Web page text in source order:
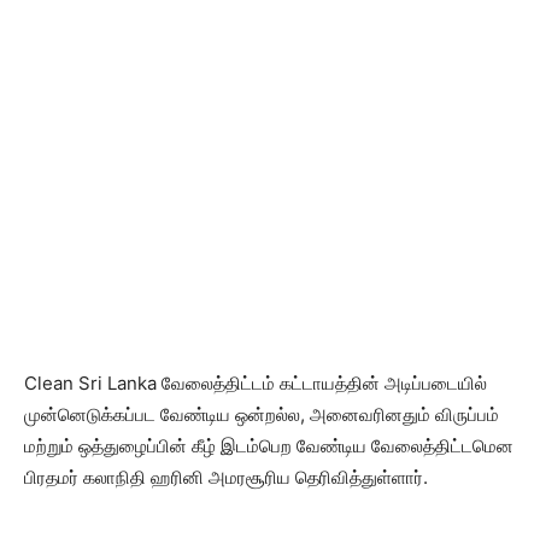
Clean Sri Lanka வேலைத்திட்டம் கட்டாயத்தின் அடிப்படையில்
முன்னெடுக்கப்பட வேண்டிய ஒன்றல்ல, அனைவரினதும் விருப்பம்
மற்றும் ஒத்துழைப்பின் கீழ் இடம்பெற வேண்டிய வேலைத்திட்டமென
பிரதமர் கலாநிதி ஹரினி அமரசூரிய தெரிவித்துள்ளார்.